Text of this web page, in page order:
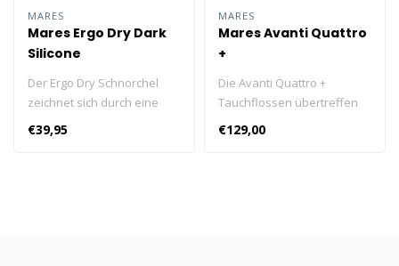
MARES
Mares Ergo Dry Dark
Silicone
Der Ergo Dry Schnorchel
zeichnet sich durch eine
100%ige Dry-Top-Technik
und einen anatomisch
€39,95
MARES
Mares Avanti Quattro
+
Die Avanti Quattro +
Tauchflossen übertreffen
die bewährte Leistung des
traditionellen Modells dank
€129,00